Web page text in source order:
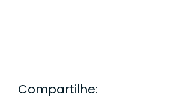
Compartilhe: